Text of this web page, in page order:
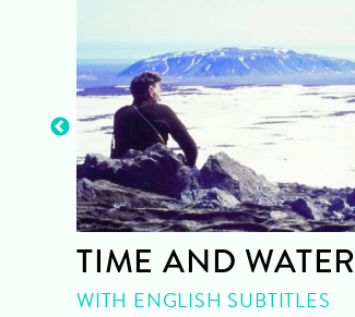
TIME AND WATER
WITH ENGLISH SUBTITLES